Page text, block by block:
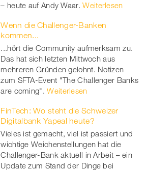
– heute auf Andy Waar. Weiterlesen
Wenn die Challenger-Banken
kommen...
...hört die Community aufmerksam zu.
Das hat sich letzten Mittwoch aus
mehreren Gründen gelohnt. Notizen
zum SFTA-Event "The Challenger Banks
are coming". Weiterlesen
FinTech: Wo steht die Schweizer
Digitalbank Yapeal heute?
Vieles ist gemacht, viel ist passiert und
wichtige Weichenstellungen hat die
Challenger-Bank aktuell in Arbeit – ein
Update zum Stand der Dinge bei